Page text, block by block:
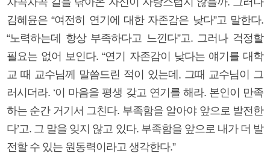
김혜윤은 “여전히 연기에 대한 자존감은 낮다”고 말한다.
“노력하는데 항상 부족하다고 느낀다”고. 그러나 걱정할
필요는 없어 보인다. “연기 자존감이 낮다는 얘기를 대학
교 때 교수님께 말씀드린 적이 있는데, 그때 교수님이 그
러시더라. ‘이 마음을 평생 갖고 연기를 해라. 본인이 만족
하는 순간 거기서 그친다. 부족함을 알아야 앞으로 발전한
다’고. 그 말을 잊지 않고 있다. 부족함을 앞으로 내가 더 발
전할 수 있는 원동력이라고 생각한다.”